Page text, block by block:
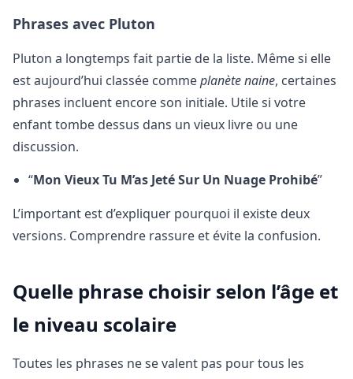
Phrases avec Pluton
Pluton a longtemps fait partie de la liste. Même si elle
est aujourd’hui classée commeplanète naine, certaines
phrases incluent encore son initiale. Utile si votre
enfant tombe dessus dans un vieux livre ou une
discussion.
“Mon Vieux Tu M’as Jeté Sur Un Nuage Prohibé”
L’important est d’expliquer pourquoi il existe deux
versions. Comprendre rassure et évite la confusion.
Quelle phrase choisir selon l’âge et
le niveau scolaire
Toutes les phrases ne se valent pas pour tous les